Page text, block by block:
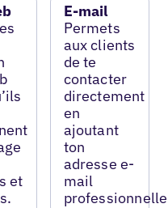
et
E-mail
Permets
aux clients
de te
contacter
directement
en
ajoutant
ton
adresse e-
mail